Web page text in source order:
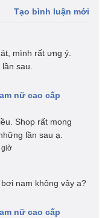
Tạo bình luận mới
mình rất ưng ý.
sau.
nữ cao cấp
Shop rất mong
lần sau ạ.
giờ
nam không vậy ạ?
nữ cao cấp